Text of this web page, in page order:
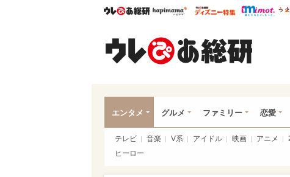
ウレぴあ総研ハピママ* ウレぴあ総
エンタメ グルメ ファミリー 恋愛
テレビ 音楽 V系 アイドル 映画 アニメ
ヒーロー